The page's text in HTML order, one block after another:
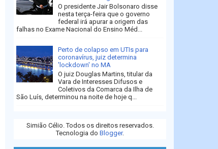
O presidente Jair Bolsonaro disse
nesta terça-feira que o governo
federal irá apurar a origem das
falhas no Exame Nacional do Ensino Méd...
Perto de colapso em UTIs para
coronavírus, juiz determina
'lockdown' no MA
O juiz Douglas Martins, titular da
Vara de Interesses Difusos e
Coletivos da Comarca da Ilha de
São Luís, determinou na noite de hoje q...
Simião Célio. Todos os direitos reservados.
Tecnologia do Blogger.